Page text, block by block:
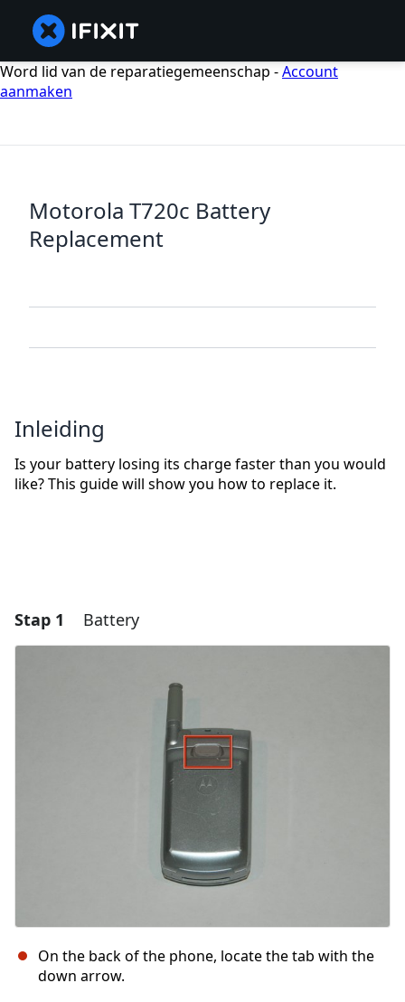
Word lid van de reparatiegemeenschap -Account
aanmaken
Motorola T720c Battery
Replacement
Inleiding
Is your battery losing its charge faster than you would
like? This guide will show you how to replace it.
Stap 1 Battery
On the back of the phone, locate the tab with the
down arrow.